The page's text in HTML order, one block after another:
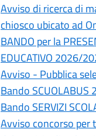
Avviso di ricerca di
chiosco ubicato ad
BANDO per la
EDUCATIVO 2026/
Avviso - Pubblica
Bando
Bando SERVIZI
Avviso concorso per